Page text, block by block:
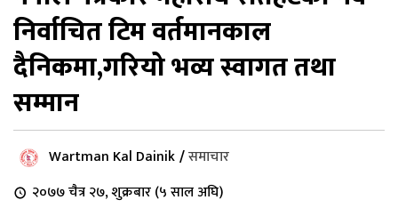
निर्वाचित टिम वर्तमानकाल
दैनिकमा,गरियो भव्य स्वागत तथा
सम्मान
Wartman Kal Dainik/समाचार
२०७७ चैत्र २७, शुक्रबार (५ साल अघि)